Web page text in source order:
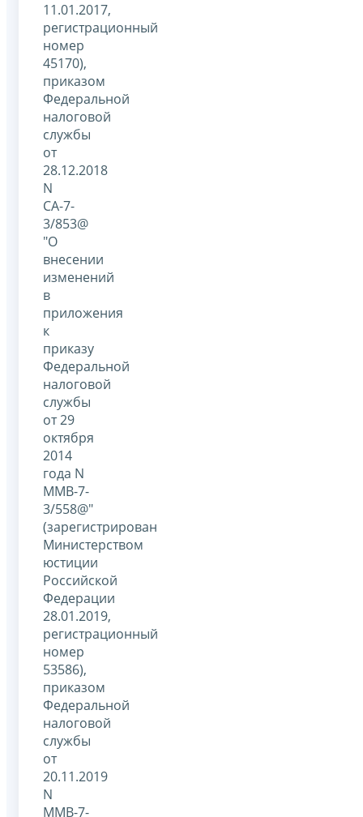
11.01.2017,
регистрационный
номер
45170),
приказом
Федеральной
налоговой
службы
от
28.12.2018
N
СА-7-
3/853@
"О
внесении
изменений
в
приложения
к
приказу
Федеральной
налоговой
службы
от 29
октября
2014
года N
ММВ-7-
3/558@"
(зарегистрирован
Министерством
юстиции
Российской
Федерации
28.01.2019,
регистрационный
номер
53586),
приказом
Федеральной
налоговой
службы
от
20.11.2019
N
ММВ-7-